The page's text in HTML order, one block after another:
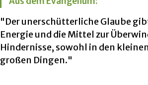
"Der unerschütterliche Glaube
Energie und die Mittel zur
Hindernisse, sowohl in den
großen Dingen."